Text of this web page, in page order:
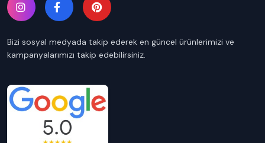
Bizi sosyal medyada takip ederek en güncel ürünlerimizi ve
kampanyalarımızı takip edebilirsiniz.